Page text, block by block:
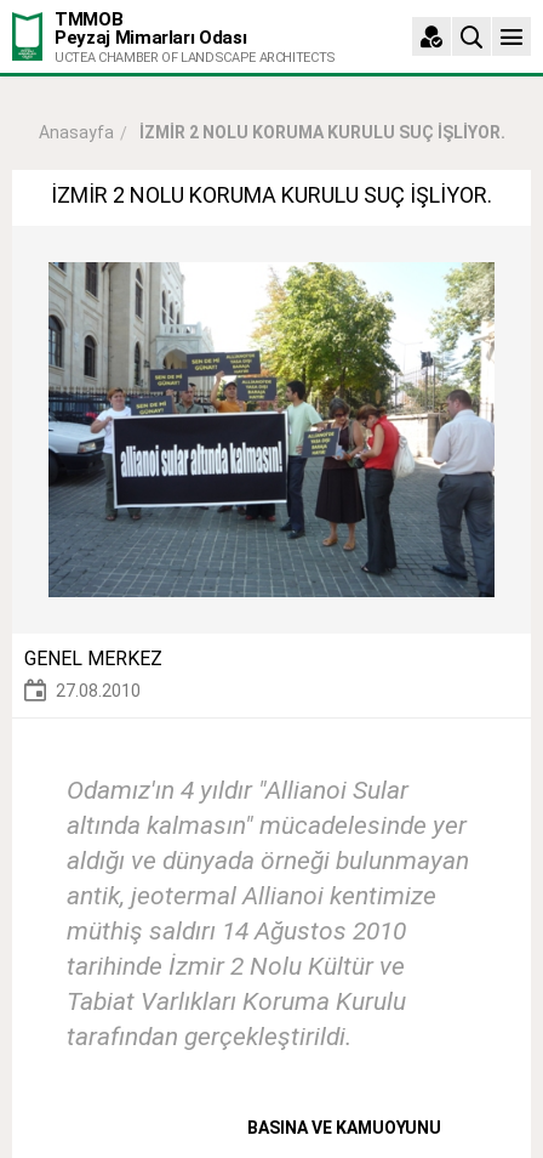
TMMOB
Peyzaj Mimarları Odası
UCTEA CHAMBER OF LANDSCAPE ARCHITECTS
Anasayfa İZMİR 2 NOLU KORUMA KURULU SUÇ İŞLİYOR.
İZMİR 2 NOLU KORUMA KURULU SUÇ İŞLİYOR.
GENEL MERKEZ
27.08.2010
Odamız'ın 4 yıldır "Allianoi Sular
altında kalmasın" mücadelesinde yer
aldığı ve dünyada örneği bulunmayan
antik, jeotermal Allianoi kentimize
müthiş saldırı 14 Ağustos 2010
tarihinde İzmir 2 Nolu Kültür ve
Tabiat Varlıkları Koruma Kurulu
tarafından gerçekleştirildi.
BASINA VE KAMUOYUNU